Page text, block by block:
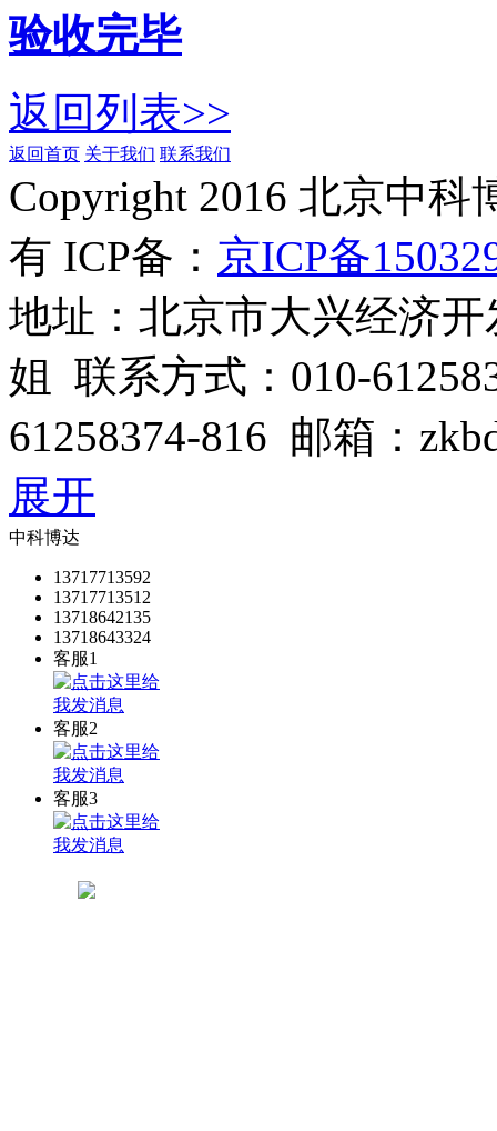
验收完毕
返回列表>>
返回首页 关于我们 联系我们
Copyright 2016 北京中
有 ICP备： 京ICP备
地址：北京市大兴经济
姐 联系方式：010-
61258374-816 邮箱：
展开
中科博达
13717713592
13717713512
13718642135
13718643324
客服1
客服2
客服3